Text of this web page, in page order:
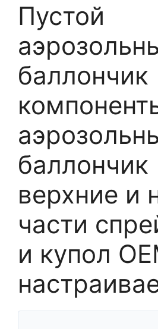
Пустой
баллончик
баллончик
верхние и
части
и купол